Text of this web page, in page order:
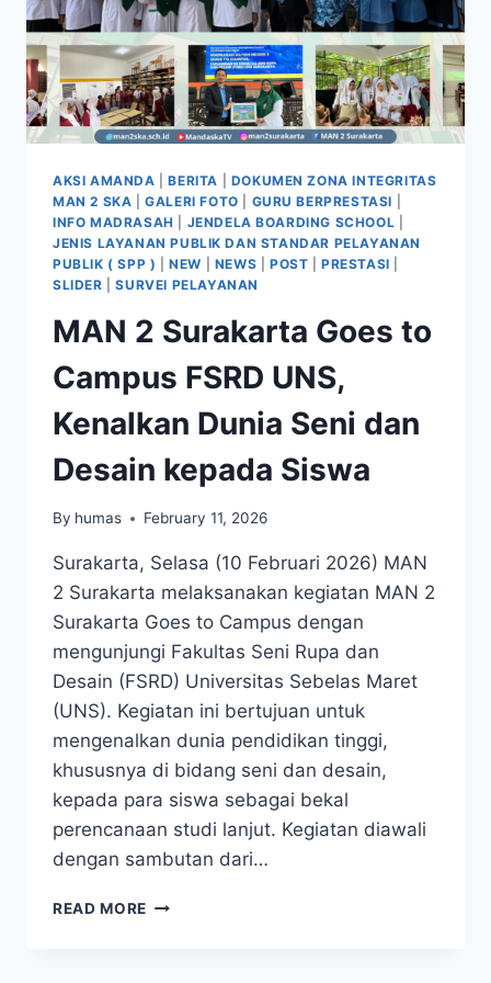
AKSI AMANDA |BERITA
DOKUMEN ZONA INTEGRITAS
MAN 2 SKA |GALERI FOTO GURU BERPRESTASI
INFO MADRASAH
JENDELA BOARDING SCHOOL
JENIS LAYANAN PUBLIK DAN STANDAR PELAYANAN
PUBLIK ( SPP ) |NEW NEWS POST |PRESTASI
SLIDER |SURVEI PELAYANAN
MAN 2 Surakarta Goes to
Campus FSRD UNS,
Kenalkan Dunia Seni dan
Desain kepada Siswa
By humas February 11, 2026
Surakarta, Selasa (10 Februari 2026) MAN
2 Surakarta melaksanakan kegiatan MAN 2
Surakarta Goes to Campus dengan
mengunjungi Fakultas Seni Rupa dan
Desain (FSRD) Universitas Sebelas Maret
(UNS). Kegiatan ini bertujuan untuk
mengenalkan dunia pendidikan tinggi,
khususnya di bidang seni dan desain,
kepada para siswa sebagai bekal
perencanaan studi lanjut. Kegiatan diawali
dengan sambutan dari…
READ MORE MAN